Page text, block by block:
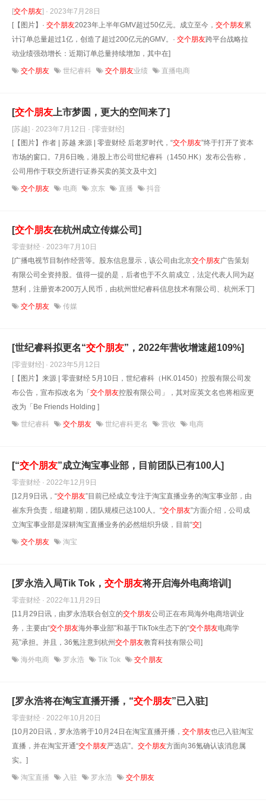
[交个朋友] · 2023年7月28日
[【图片】· 交个朋友2023年上半年GMV超过50亿元。成立至今， 交个朋友累
计订单总量超过1亿，创造了超过200亿元的GMV。· 交个朋友跨平台战略拉
动业绩强劲增长：近期订单总量持续增加，其中在]
交个朋友 世纪睿科 交个朋友业绩 直播电商
[交个朋友 上市梦圆，更大的空间来了]
[苏越] · 2023年7月12日 · [零壹财经]
[【图片】作者 | 苏越 来源 | 零壹财经 后老罗时代，“交个朋友”终于打开了资本
市场的窗口。7月6日晚，港股上市公司世纪睿科（1450.HK）发布公告称，
公司用作于联交所进行证券买卖的英文及中文]
交个朋友 电商 京东 直播 抖音
[交个朋友在杭州成立传媒公司]
零壹财经 · 2023年7月10日
[广播电视节目制作经营等。股东信息显示，该公司由北京交个朋友广告策划
有限公司全资持股。值得一提的是，后者也于不久前成立，法定代表人同为赵
慧利，注册资本200万人民币，由杭州世纪睿科信息技术有限公司、杭州禾丁]
交个朋友 传媒
[世纪睿科拟更名“交个朋友”，2022年营收增速超109%]
[零壹财经] · 2023年5月12日
[【图片】来源 | 零壹财经 5月10日，世纪睿科（HK.01450）控股有限公司发
布公告，宣布拟改名为「交个朋友控股有限公司」，其对应英文名也将相应更
改为「Be Friends Holding ]
世纪睿科 交个朋友 世纪睿科更名 营收 电商
[“交个朋友”成立淘宝事业部，目前团队已有100人]
零壹财经 · 2022年12月9日
[12月9日讯，“交个朋友”目前已经成立专注于淘宝直播业务的淘宝事业部，由
崔东升负责，组建初期，团队规模已达100人。“交个朋友”方面介绍，公司成
立淘宝事业部是深耕淘宝直播业务的必然组织升级，目前“交]
交个朋友 淘宝
[罗永浩入局Tik Tok， 交个朋友将开启海外电商培训]
零壹财经 · 2022年11月29日
[11月29日讯，由罗永浩联合创立的交个朋友公司正在布局海外电商培训业
务，主要由“交个朋友海外事业部”和基于TikTok生态下的“交个朋友电商学
苑”承担。并且，36氪注意到杭州 交个朋友教育科技有限公司]
海外电商 罗永浩 Tik Tok 交个朋友
[罗永浩将在淘宝直播开播，“交个朋友”已入驻]
零壹财经 · 2022年10月20日
[10月20日讯，罗永浩将于10月24日在淘宝直播开播， 交个朋友也已入驻淘宝
直播，并在淘宝开通“交个朋友严选店”。 交个朋友方面向36氪确认该消息属
实。]
淘宝直播 入驻 罗永浩 交个朋友